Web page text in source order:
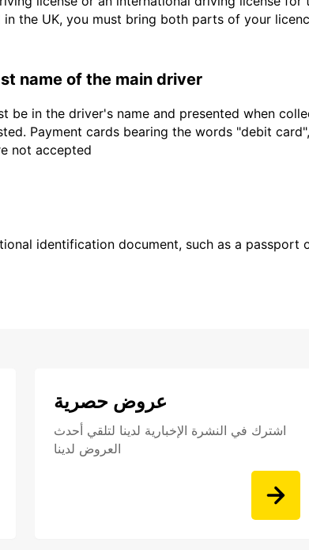
the UK, you must bring both parts of your
name of the main driver
be in the driver's name and presented when
Payment cards bearing the words "debit
not accepted
identification document, such as a passport
عروض حصرية
اشترك في النشرة الإخبارية لدينا لتلقي أحدث
العروض لدينا